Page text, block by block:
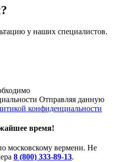
у наших специалистов.
Отправляя данную
конфиденциальности
время!
московскому вермени. Не
8 (800) 333-89-13.